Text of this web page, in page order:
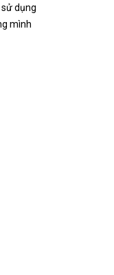
dụng
mình